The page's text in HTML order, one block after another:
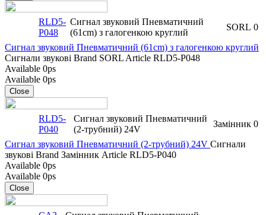
RLD5-
P048
Сигнал звуковий Пневматичний
(61cm) з галогенкою круглий
SORL 0
Сигнал звуковий Пневматичний (61cm) з галогенкою круглий
Сигнали звукові Brand SORL Article RLD5-P048
Available 0ps
Available 0ps
Close
RLD5-
P040
Сигнал звуковий Пневматичний
(2-трубний) 24V
Замінник 0
Сигнал звуковий Пневматичний (2-трубний) 24V Сигнали
звукові Brand Замінник Article RLD5-P040
Available 0ps
Available 0ps
Close